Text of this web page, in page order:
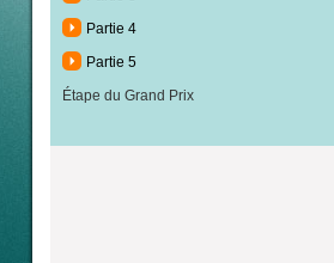
Partie 4
Partie 5
Étape du Grand Prix